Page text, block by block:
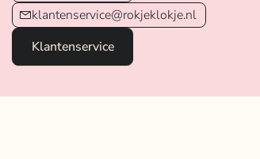
klantenservice@rokjeklokje.nl
Klantenservice